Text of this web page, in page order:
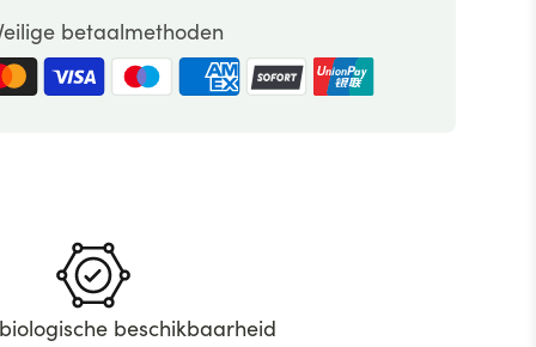
betaalmethoden
beschikbaarheid